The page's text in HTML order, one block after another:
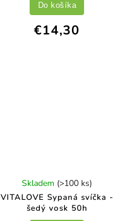
€14,30
Do košíka
VITALOVE Sypaná svíčka -
šedý vosk 50h
Skladem (>100 ks)